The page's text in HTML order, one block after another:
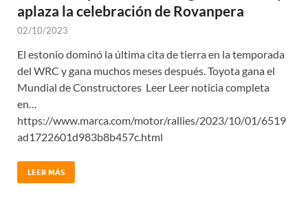
aplaza la celebración de Rovanpera
02/10/2023
El estonio dominó la última cita de tierra en la temporada
del WRC y gana muchos meses después. Toyota gana el
Mundial de Constructores Leer Leer noticia completa
en…
https://www.marca.com/motor/rallies/2023/10/01/6519
ad1722601d983b8b457c.html
LEER MÁS